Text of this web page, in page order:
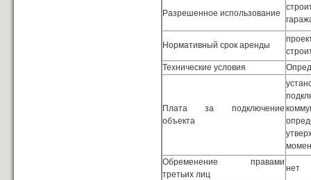
Разрешенное использование
Нормативный срок аренды
Технические условия
Плата за подключение
объекта
Обременение правами
третьих лиц
нет